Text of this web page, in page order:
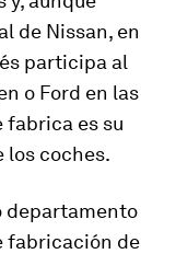
de Nissan, en
participa al
o Ford en las
fabrica es su
los coches.
departamento
fabricación de